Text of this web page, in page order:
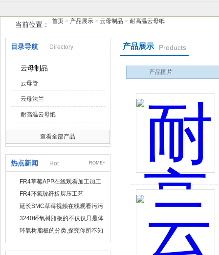
扬州草莓视频下载地址电气有限公司
当前位置： 首页 > 产品展示 > 云母制品 > 耐高温云母纸
目录导航 Directory
云母制品
云母管
云母法兰
耐高温云母纸
查看全部产品
热点新闻 Hot ROME+
FR4草莓APP在线观看加工加工
方式有哪几种
FR4环氧玻纤板层压工艺
延长SMC草莓视频在线观看污污
污使用寿命,这3招准行
3240环氧树脂板的不仅仅只是体
现在外观上
环氧树脂板的分类,探究你所不知
产品展示 Products
产品图片